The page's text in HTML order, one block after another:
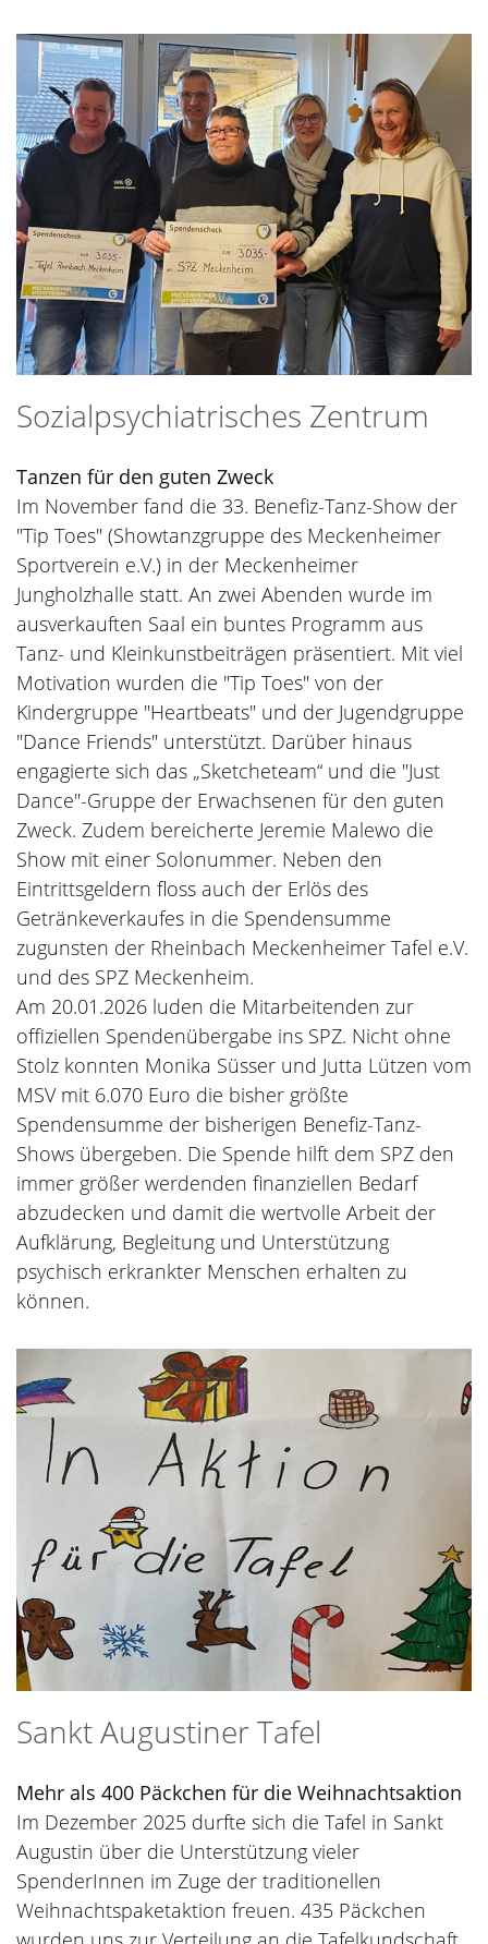
Sozialpsychiatrisches Zentrum
Tanzen für den guten Zweck
Im November fand die 33. Benefiz-Tanz-Show der
"Tip Toes" (Showtanzgruppe des Meckenheimer
Sportverein e.V.) in der Meckenheimer
Jungholzhalle statt. An zwei Abenden wurde im
ausverkauften Saal ein buntes Programm aus
Tanz- und Kleinkunstbeiträgen präsentiert. Mit viel
Motivation wurden die "Tip Toes" von der
Kindergruppe "Heartbeats" und der Jugendgruppe
"Dance Friends" unterstützt. Darüber hinaus
engagierte sich das „Sketcheteam“ und die "Just
Dance"-Gruppe der Erwachsenen für den guten
Zweck. Zudem bereicherte Jeremie Malewo die
Show mit einer Solonummer. Neben den
Eintrittsgeldern floss auch der Erlös des
Getränkeverkaufes in die Spendensumme
zugunsten der Rheinbach Meckenheimer Tafel e.V.
und des SPZ Meckenheim.
Am 20.01.2026 luden die Mitarbeitenden zur
offiziellen Spendenübergabe ins SPZ. Nicht ohne
Stolz konnten Monika Süsser und Jutta Lützen vom
MSV mit 6.070 Euro die bisher größte
Spendensumme der bisherigen Benefiz-Tanz-
Shows übergeben. Die Spende hilft dem SPZ den
immer größer werdenden finanziellen Bedarf
abzudecken und damit die wertvolle Arbeit der
Aufklärung, Begleitung und Unterstützung
psychisch erkrankter Menschen erhalten zu
können.
Sankt Augustiner Tafel
Mehr als 400 Päckchen für die Weihnachtsaktion
Im Dezember 2025 durfte sich die Tafel in Sankt
Augustin über die Unterstützung vieler
SpenderInnen im Zuge der traditionellen
Weihnachtspaketaktion freuen. 435 Päckchen